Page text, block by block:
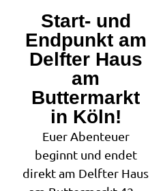
Start- und
Endpunkt am
Delfter Haus
am
Buttermarkt
in Köln!
Euer Abenteuer
beginnt und endet
direkt am Delfter Haus